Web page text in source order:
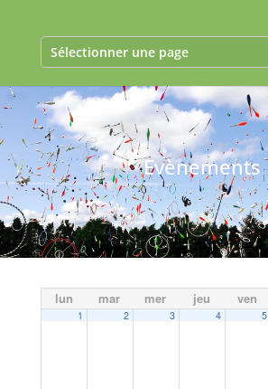
Sélectionner une page
Evènements
lun mar mer jeu ven
1 2 3 4 5